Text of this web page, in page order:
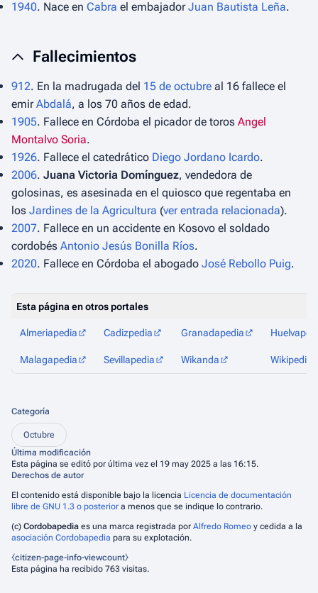
1940. Nace en Cabra el embajadorJuan Bautista Leña.
Fallecimientos
912. En la madrugada del 15 de octubre al 16 fallece el
emirAbdalá, a los 70 años de edad.
1905. Fallece en Córdoba el picador de toros Angel
Montalvo Soria.
1926. Fallece el catedrático Diego Jordano Icardo.
2006. Juana Victoria Domínguez, vendedora de
golosinas, es asesinada en el quiosco que regentaba en
los Jardines de la Agricultura (ver entrada relacionada).
2007. Fallece en un accidente en Kosovo el soldado
cordobés Antonio Jesús Bonilla Ríos.
2020. Fallece en Córdoba el abogado José Rebollo Puig.
Esta página en otros portales
Almeriapedia Cadizpedia Granadapedia
Malagapedia Sevillapedia Wikanda Wikipedia
Categoría
Octubre
Última modificación
Esta página se editó por última vez el 19 may 2025 a las 16:15.
Derechos de autor
El contenido está disponible bajo la licencia Licencia de documentación
libre de GNU 1.3 o posterior a menos que se indique lo contrario.
(c) Cordobapedia es una marca registrada por Alfredo Romeo y cedida a la
asociación Cordobapedia para su explotación.
⧼citizen-page-info-viewcount⧽
Esta página ha recibido 763 visitas.